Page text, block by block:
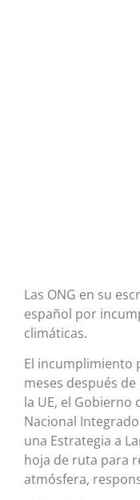
Las ONG en su
español por
climáticas.
El incumplimiento
meses después
la UE, el
Nacional Integrado
una Estrategia a
hoja de ruta para
atmósfera,